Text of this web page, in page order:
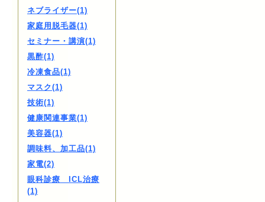
ネブライザー(1)
家庭用脱毛器(1)
セミナー・講演(1)
黒酢(1)
冷凍食品(1)
マスク(1)
技術(1)
健康関連事業(1)
美容器(1)
調味料、加工品(1)
家電(2)
眼科診療 ICL治療
(1)